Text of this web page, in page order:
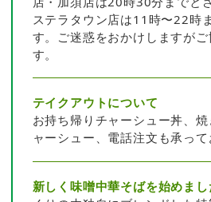
ステラタウン店は11時〜22時
す。ご迷惑をおかけしますが
す。
テイクアウトについて
お持ち帰りチャーシュー丼、
ャーシュー、電話注文も承って
新しく味噌中華そばを始めまし